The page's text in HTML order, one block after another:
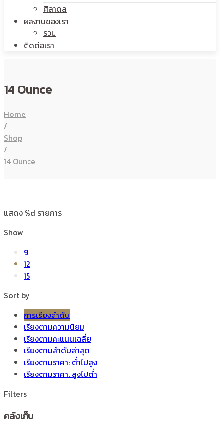
ศิลาดล
ผลงานของเรา
รวม
ติดต่อเรา
14 Ounce
Home
/
Shop
/
14 Ounce
แสดง %d รายการ
Show
9
12
15
Sort by
การเรียงลำดับ
เรียงตามความนิยม
เรียงตามคะแนนเฉลี่ย
เรียงตามลำดับล่าสุด
เรียงตามราคา: ต่ำไปสูง
เรียงตามราคา: สูงไปต่ำ
Filters
คลังเก็บ